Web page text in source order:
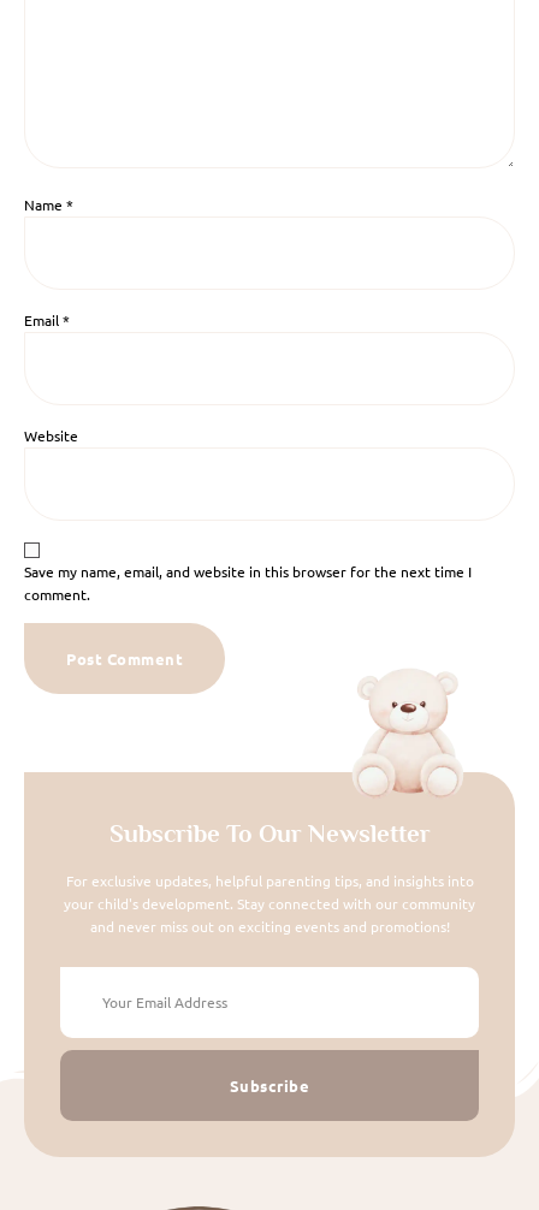
Name *
Email*
Website
Save my name, email, and website in this browser for the next time I
comment.
Subscribe To Our Newsletter
For exclusive updates, helpful parenting tips, and insights into
your child's development. Stay connected with our community
and never miss out on exciting events and promotions!
Subscribe